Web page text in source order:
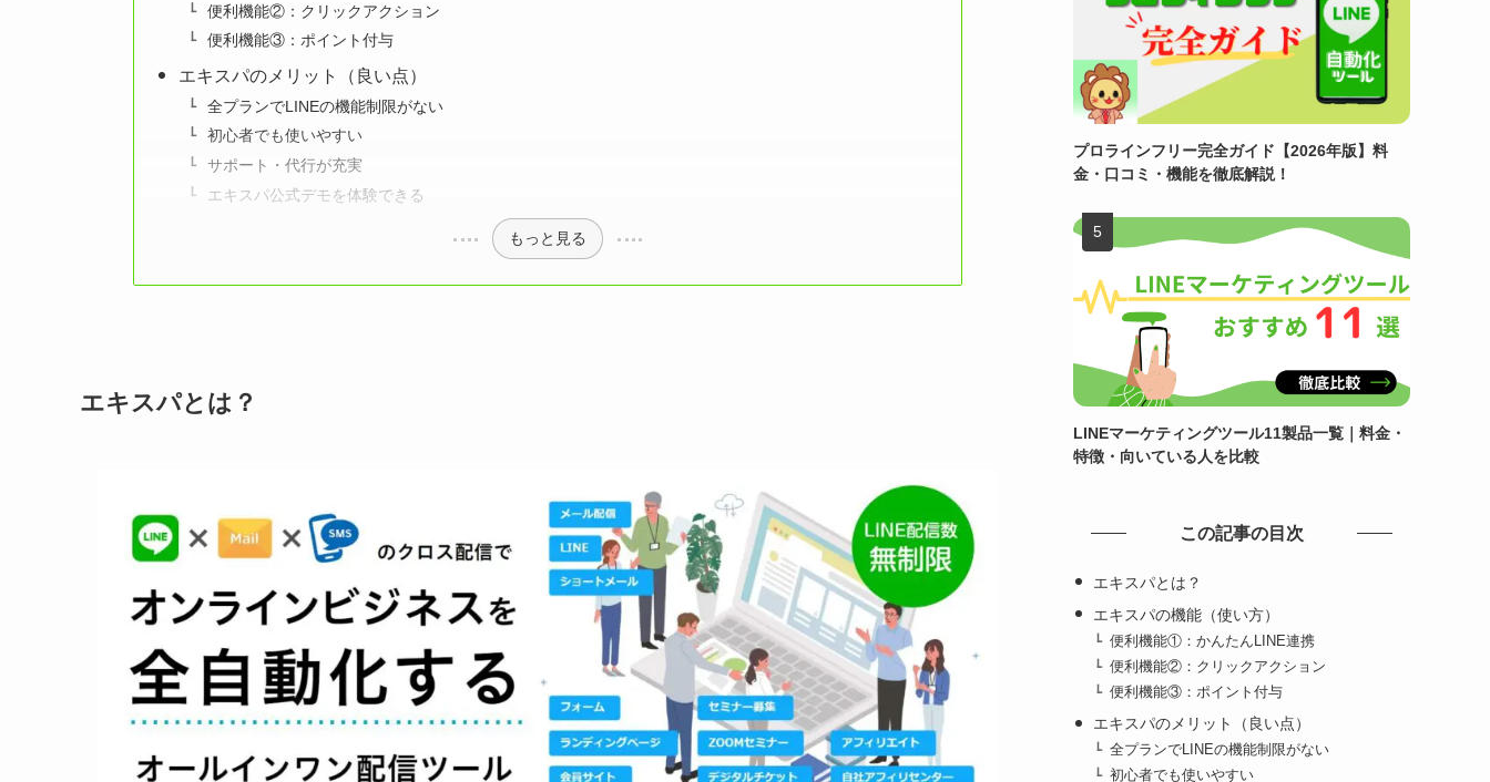
便利機能②：クリックアクション
便利機能③：ポイント付与
エキスパのメリット（良い点）
全プランでLINEの機能制限がない
初心者でも使いやすい
サポート・代行が充実
エキスパ公式デモを体験できる
もっと見る
エキスパとは？
プロラインフリー完全ガイド【2026年版】料
金・口コミ・機能を徹底解説！
LINEマーケティングツール11製品一覧｜料金・
特徴・向いている人を比較
この記事の目次
エキスパとは？
エキスパの機能（使い方）
便利機能①：かんたんLINE連携
便利機能②：クリックアクション
便利機能③：ポイント付与
エキスパのメリット（良い点）
全プランでLINEの機能制限がない
初心者でも使いやすい